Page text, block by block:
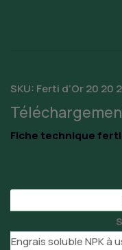
SKU: Ferti d’Or 20 20
Fiche technique
Engrais soluble NPK à